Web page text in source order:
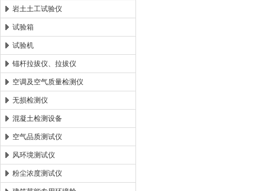
岩土土工试验仪
试验箱
试验机
锚杆拉拔仪、拉拔仪
空调及空气质量检测仪
无损检测仪
混凝土检测设备
空气品质测试仪
风环境测试仪
粉尘浓度测试仪